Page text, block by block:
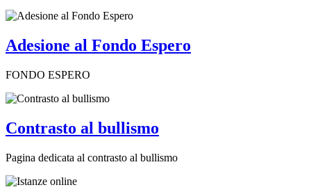
Adesione al Fondo Espero
FONDO ESPERO
Contrasto al bullismo
Pagina dedicata al contrasto al bullismo